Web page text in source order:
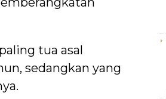
tua asal
sedangkan yang